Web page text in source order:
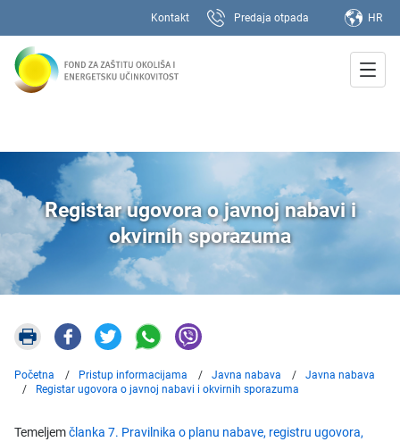
Kontakt Predaja otpada HR
Registar ugovora o javnoj nabavi i
okvirnih sporazuma
Početna Pristup informacijama Javna nabava
Javna nabava
Registar ugovora o javnoj nabavi i okvirnih sporazuma
Temeljemčlanka 7. Pravilnika o planu nabave, registru ugovora,